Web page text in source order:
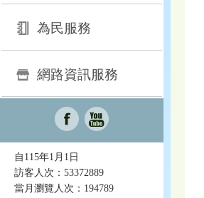
為民服務
網路資訊服務
自115年1月1日
訪客人次：53372889
當月瀏覽人次：194789